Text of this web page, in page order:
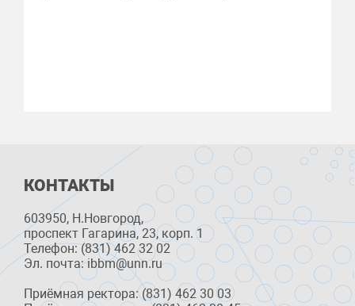
КОНТАКТЫ
603950, Н.Новгород,
проспект Гагарина, 23, корп. 1
Телефон: (831) 462 32 02
Эл. почта: ibbm@unn.ru
Приёмная ректора: (831) 462 30 03